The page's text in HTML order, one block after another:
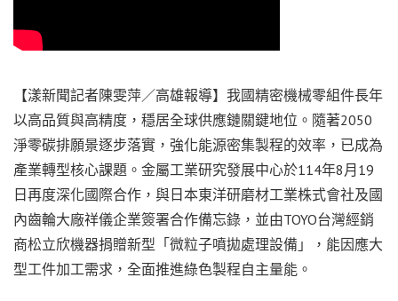
【漾新聞記者陳雯萍／高雄報導】我國精密機械零組件長年
以高品質與高精度，穩居全球供應鏈關鍵地位。隨著2050
淨零碳排願景逐步落實，強化能源密集製程的效率，已成為
產業轉型核心課題。金屬工業研究發展中心於114年8月19
日再度深化國際合作，與日本東洋研磨材工業株式會社及國
內齒輪大廠祥儀企業簽署合作備忘錄，並由TOYO台灣經銷
商松立欣機器捐贈新型「微粒子噴拋處理設備」，能因應大
型工件加工需求，全面推進綠色製程自主量能。